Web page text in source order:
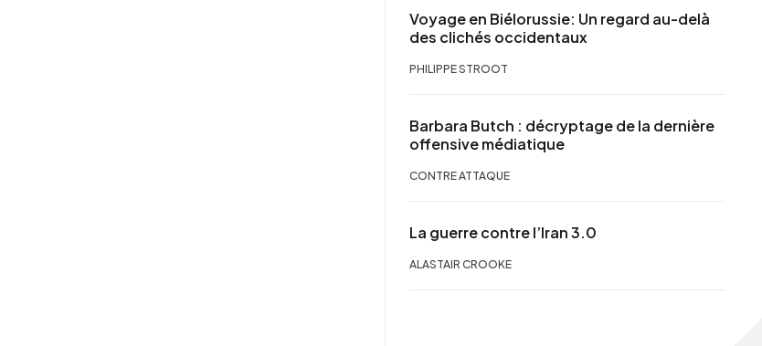
Voyage en Biélorussie: Un regard au-delà
des clichés occidentaux
PHILIPPE STROOT
Barbara Butch : décryptage de la dernière
offensive médiatique
CONTRE ATTAQUE
La guerre contre l’Iran 3.0
ALASTAIR CROOKE